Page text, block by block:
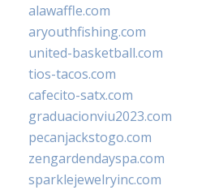
alawaffle.com
aryouthfishing.com
united-basketball.com
tios-tacos.com
cafecito-satx.com
graduacionviu2023.com
pecanjackstogo.com
zengardendayspa.com
sparklejewelryinc.com